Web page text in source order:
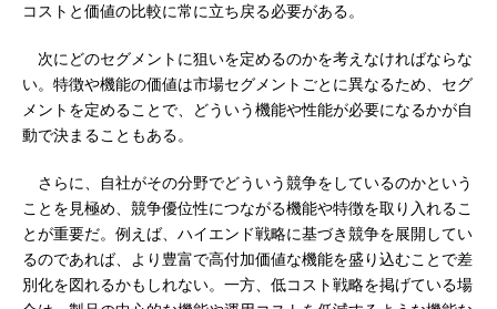
コストと価値の比較に常に立ち戻る必要がある。
次にどのセグメントに狙いを定めるのかを考えなければならな
い。特徴や機能の価値は市場セグメントごとに異なるため、セグ
メントを定めることで、どういう機能や性能が必要になるかが自
動で決まることもある。
さらに、自社がその分野でどういう競争をしているのかという
ことを見極め、競争優位性につながる機能や特徴を取り入れるこ
とが重要だ。例えば、ハイエンド戦略に基づき競争を展開してい
るのであれば、より豊富で高付加価値な機能を盛り込むことで差
別化を図れるかもしれない。一方、低コスト戦略を掲げている場